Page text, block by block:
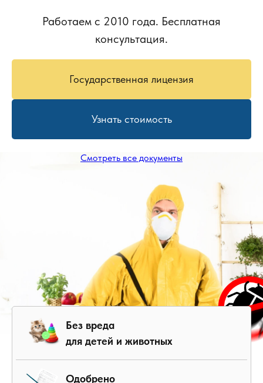
Работаем с 2010 года. Бесплатная
консультация.
Государственная лицензия
Узнать стоимость
Смотреть все документы
Без вреда
для детей и животных
Одобрено